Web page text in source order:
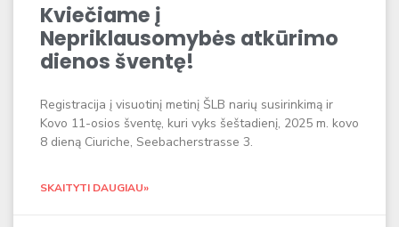
Kviečiame į
Nepriklausomybės atkūrimo
dienos šventę!
Registracija į visuotinį metinį ŠLB narių susirinkimą ir
Kovo 11-osios šventę, kuri vyks šeštadienį, 2025 m. kovo
8 dieną Ciuriche, Seebacherstrasse 3.
SKAITYTI DAUGIAU»